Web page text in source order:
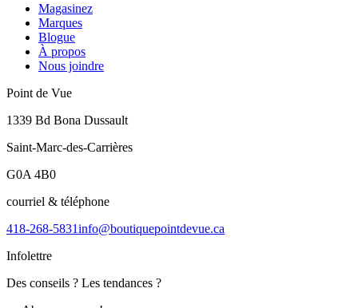
Magasinez
Marques
Blogue
À propos
Nous joindre
Point de Vue
1339 Bd Bona Dussault
Saint-Marc-des-Carrières
G0A 4B0
courriel & téléphone
418-268-5831info@boutiquepointdevue.ca
Infolettre
Des conseils ? Les tendances ?